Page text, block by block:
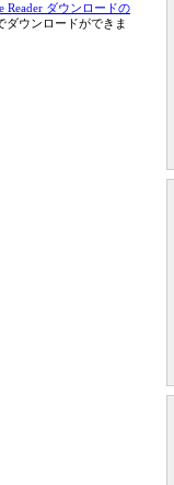
Reader ダウンロードの
ダウンロードができま